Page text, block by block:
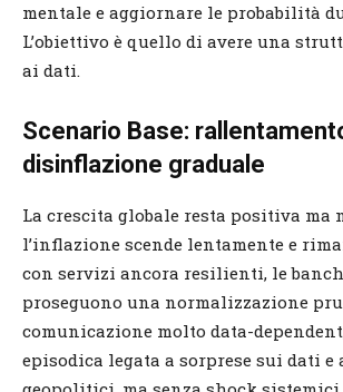
mentale e aggiornare le probabilità
L’obiettivo è quello di avere una
ai dati.
Scenario Base:
disinflazione graduale
La crescita globale resta positiva ma
l’inflazione scende lentamente e
con servizi ancora resilienti, le
proseguono una normalizzazione
comunicazione molto data-
episodica legata a sorprese sui dati e